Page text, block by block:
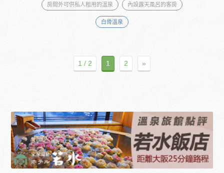
房間外可供私人租用的溫泉 內設露天風呂的客房
白骨溫泉
1 / 2 1 2 »